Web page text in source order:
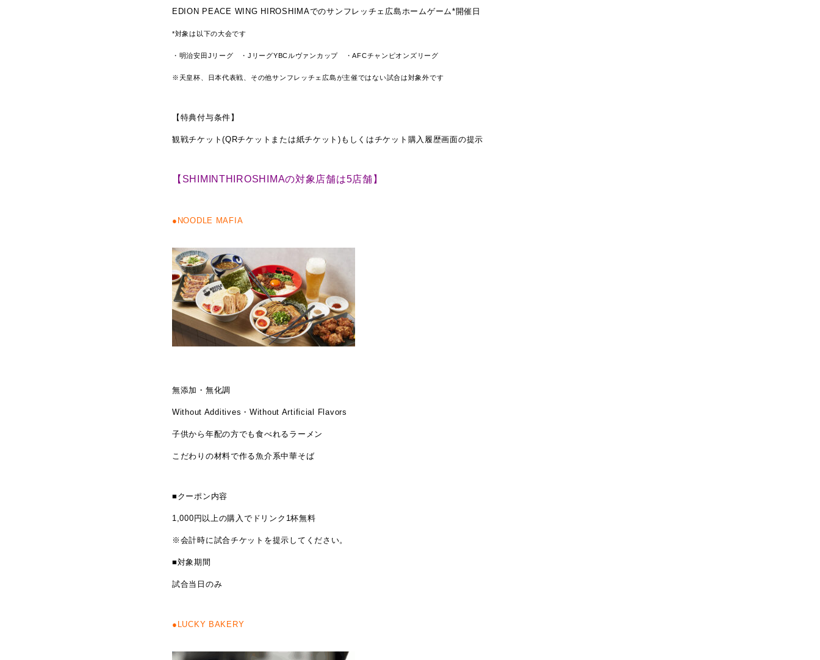
EDION PEACE WING HIROSHIMAでのサンフレッチェ広島ホームゲーム*開催日
*対象は以下の大会です
・明治安田Jリーグ ・JリーグYBCルヴァンカップ ・AFCチャンピオンズリーグ
※天皇杯、日本代表戦、その他サンフレッチェ広島が主催ではない試合は対象外です
【特典付与条件】
観戦チケット(QRチケットまたは紙チケット)もしくはチケット購入履歴画面の提示
【SHIMINTHIROSHIMAの対象店舗は5店舗】
●NOODLE MAFIA
無添加・無化調
Without Additives・Without Artificial Flavors
子供から年配の方でも食べれるラーメン
こだわりの材料で作る魚介系中華そば
■クーポン内容
1,000円以上の購入でドリンク1杯無料
※会計時に試合チケットを提示してください。
■対象期間
試合当日のみ
●LUCKY BAKERY